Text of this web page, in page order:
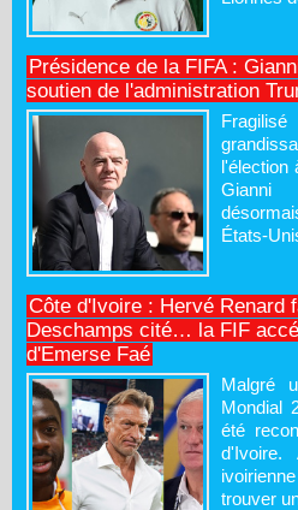
Présidence de la FIFA :
soutien de l'administration
l'élection
Gianni
États-
Côte d'Ivoire : Hervé Renard
Deschamps cité… la FIF
d'Emerse Faé
Malgré
Mondial
été
d'Ivoire.
trouver